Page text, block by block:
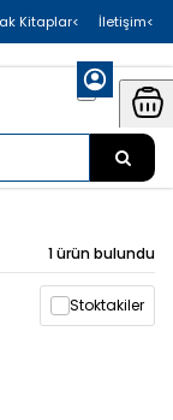
>İletişim
>Yayımlanacak Kitaplar
1 ürün bulundu
Stoktakiler